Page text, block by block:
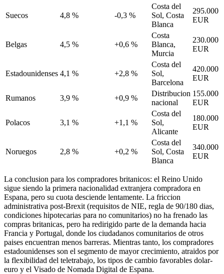
Suecos 4,8 % -0,3 %
Costa del
Sol, Costa
Blanca
295.000
EUR
Belgas 4,5 % +0,6 %
Costa
Blanca,
Murcia
230.000
EUR
Estadounidenses 4,1 % +2,8 %
Costa del
Sol,
Barcelona
420.000
EUR
Rumanos 3,9 % +0,9 %
Distribucion
nacional
155.000
EUR
Polacos 3,1 % +1,1 %
Costa del
Sol,
Alicante
180.000
EUR
Noruegos 2,8 % +0,2 %
Costa del
Sol, Costa
Blanca
340.000
EUR
La conclusion para los compradores britanicos: el Reino Unido
sigue siendo la primera nacionalidad extranjera compradora en
Espana, pero su cuota desciende lentamente. La friccion
administrativa post-Brexit (requisitos de NIE, regla de 90/180 dias,
condiciones hipotecarias para no comunitarios) no ha frenado las
compras britanicas, pero ha redirigido parte de la demanda hacia
Francia y Portugal, donde los ciudadanos comunitarios de otros
paises encuentran menos barreras. Mientras tanto, los compradores
estadounidenses son el segmento de mayor crecimiento, atraidos por
la flexibilidad del teletrabajo, los tipos de cambio favorables dolar-
euro y el Visado de Nomada Digital de Espana.